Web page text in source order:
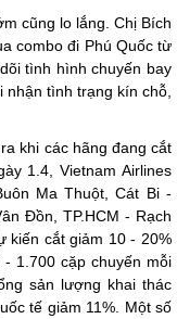
cũng lo lắng. Chị Bích
combo đi Phú Quốc từ
tình hình chuyến bay
nhận tình trạng kín chỗ,
khi các hãng đang cắt
1.4, Vietnam Airlines
Ma Thuột, Cát Bi -
Đồn, TP.HCM - Rạch
kiến cắt giảm 10 - 20%
1.700 cặp chuyến mỗi
sản lượng khai thác
tế giảm 11%. Một số